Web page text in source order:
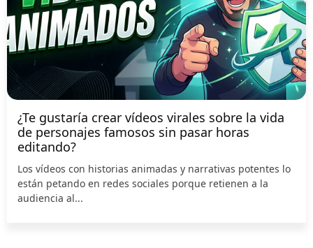
¿Te gustaría crear vídeos virales sobre la vida
de personajes famosos sin pasar horas
editando?
Los vídeos con historias animadas y narrativas potentes lo
están petando en redes sociales porque retienen a la
audiencia al...